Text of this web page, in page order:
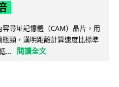
尋址記憶體（CAM）晶片，用
頸，漢明距離計算速度比標準
...
閱讀全文